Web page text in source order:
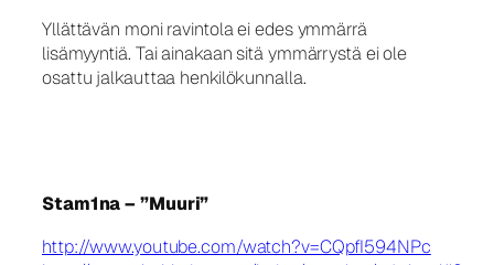
Yllättävän moni ravintola ei edes ymmärrä
lisämyyntiä. Tai ainakaan sitä ymmärrystä ei ole
osattu jalkauttaa henkilökunnalla.
Stam1na – ”Muuri”
http://www.youtube.com/watch?v=CQpfI594NPc